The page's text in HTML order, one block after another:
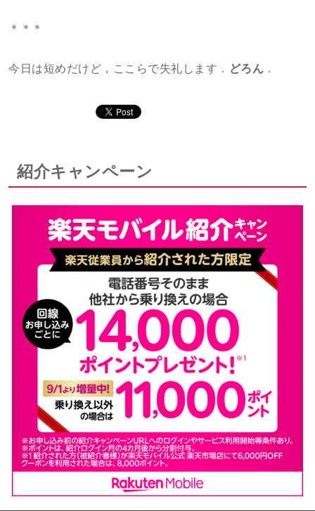
＊＊＊
今日は短めだけど，ここらで失礼します． どろん ．
紹介キャンペーン